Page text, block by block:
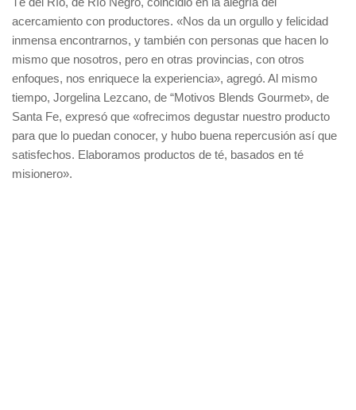
acercamiento con productores. «Nos da un orgullo y felicidad
inmensa encontrarnos, y también con personas que hacen lo
mismo que nosotros, pero en otras provincias, con otros
enfoques, nos enriquece la experiencia», agregó. Al mismo
tiempo, Jorgelina Lezcano, de “Motivos Blends Gourmet», de
Santa Fe, expresó que «ofrecimos degustar nuestro producto
para que lo puedan conocer, y hubo buena repercusión así que
satisfechos. Elaboramos productos de té, basados en té
misionero».